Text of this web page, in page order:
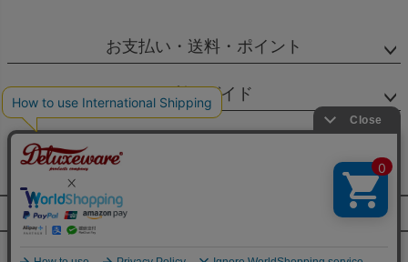
お支払い・送料・ポイント
ご利用ガイド
個人情報の取扱